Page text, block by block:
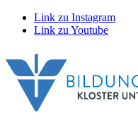
Link zu Instagram
Link zu Youtube